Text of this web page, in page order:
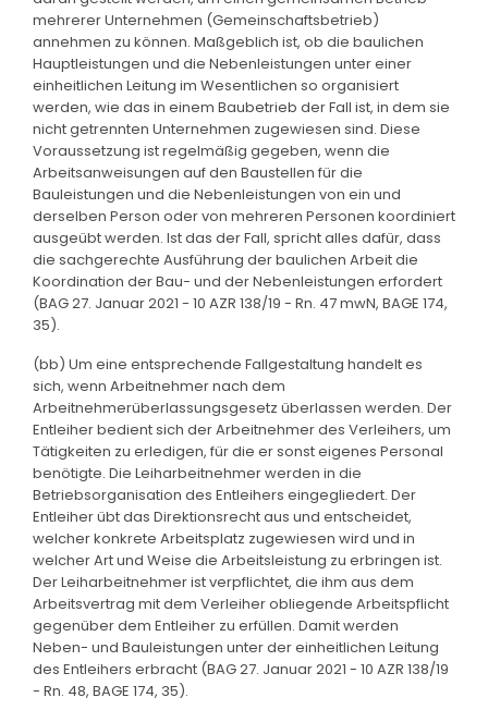
mehrerer Unternehmen (Gemeinschaftsbetrieb)
annehmen zu können. Maßgeblich ist, ob die baulichen
Hauptleistungen und die Nebenleistungen unter einer
einheitlichen Leitung im Wesentlichen so organisiert
werden, wie das in einem Baubetrieb der Fall ist, in dem sie
nicht getrennten Unternehmen zugewiesen sind. Diese
Voraussetzung ist regelmäßig gegeben, wenn die
Arbeitsanweisungen auf den Baustellen für die
Bauleistungen und die Nebenleistungen von ein und
derselben Person oder von mehreren Personen koordiniert
ausgeübt werden. Ist das der Fall, spricht alles dafür, dass
die sachgerechte Ausführung der baulichen Arbeit die
Koordination der Bau- und der Nebenleistungen erfordert
(BAG 27. Januar 2021 - 10 AZR 138/19 - Rn. 47 mwN, BAGE 174,
35).
(bb) Um eine entsprechende Fallgestaltung handelt es
sich, wenn Arbeitnehmer nach dem
Arbeitnehmerüberlassungsgesetz überlassen werden. Der
Entleiher bedient sich der Arbeitnehmer des Verleihers, um
Tätigkeiten zu erledigen, für die er sonst eigenes Personal
benötigte. Die Leiharbeitnehmer werden in die
Betriebsorganisation des Entleihers eingegliedert. Der
Entleiher übt das Direktionsrecht aus und entscheidet,
welcher konkrete Arbeitsplatz zugewiesen wird und in
welcher Art und Weise die Arbeitsleistung zu erbringen ist.
Der Leiharbeitnehmer ist verpflichtet, die ihm aus dem
Arbeitsvertrag mit dem Verleiher obliegende Arbeitspflicht
gegenüber dem Entleiher zu erfüllen. Damit werden
Neben- und Bauleistungen unter der einheitlichen Leitung
des Entleihers erbracht (BAG 27. Januar 2021 - 10 AZR 138/19
- Rn. 48, BAGE 174, 35).